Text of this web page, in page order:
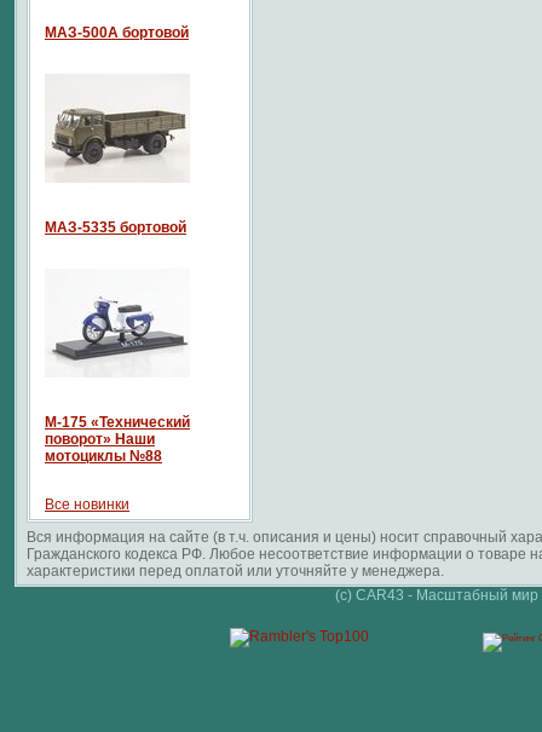
МАЗ-500А бортовой
МАЗ-5335 бортовой
М-175 «Технический
поворот» Наши
мотоциклы №88
Все новинки
Вся информация на сайте (в т.ч. описания и цены) носит справочный
Гражданского кодекса РФ. Любое несоответствие информации о
характеристики перед оплатой или уточняйте у менеджера.
(c) CAR43 - Масштабный мир